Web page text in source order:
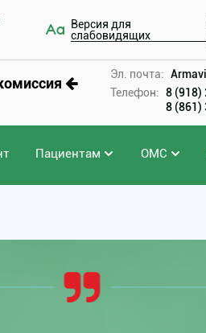
Версия для
слабовидящих
Эл. почта:
Телефон: 8 (918)
8 (861)
Пациентам ОМС